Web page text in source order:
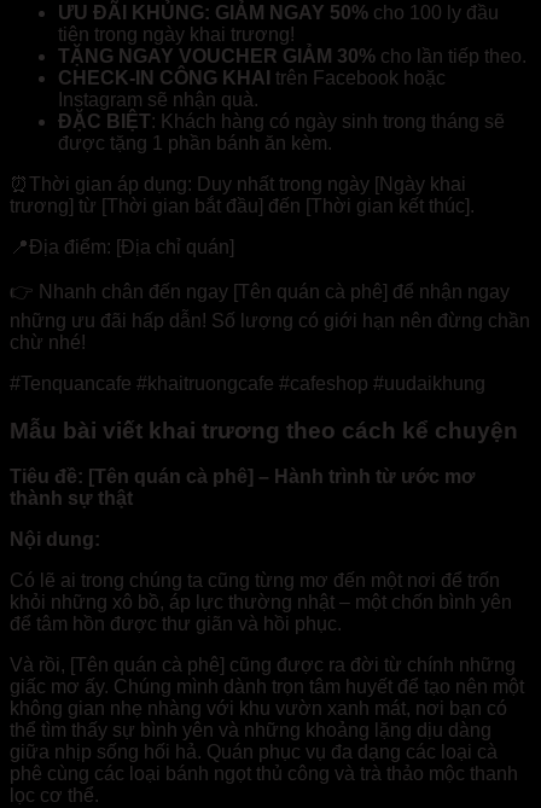
ƯU ĐÃI KHỦNG: GIẢM NGAY 50% cho 100 ly đầu
tiên trong ngày khai trương!
TẶNG NGAY VOUCHER GIẢM 30% cho lần tiếp theo.
CHECK-IN CÔNG KHAI trên Facebook hoặc
Instagram sẽ nhận quà.
ĐẶC BIỆT: Khách hàng có ngày sinh trong tháng sẽ
được tặng 1 phần bánh ăn kèm.
⏰Thời gian áp dụng: Duy nhất trong ngày [Ngày khai
trương] từ [Thời gian bắt đầu] đến [Thời gian kết thúc].
📍Địa điểm: [Địa chỉ quán]
👉 Nhanh chân đến ngay [Tên quán cà phê] để nhận ngay
những ưu đãi hấp dẫn! Số lượng có giới hạn nên đừng chần
chừ nhé!
#Tenquancafe #khaitruongcafe #cafeshop #uudaikhung
Mẫu bài viết khai trương theo cách kể chuyện
Tiêu đề: [Tên quán cà phê] – Hành trình từ ước mơ
thành sự thật
Nội dung:
Có lẽ ai trong chúng ta cũng từng mơ đến một nơi để trốn
khỏi những xô bồ, áp lực thường nhật – một chốn bình yên
để tâm hồn được thư giãn và hồi phục.
Và rồi, [Tên quán cà phê] cũng được ra đời từ chính những
giấc mơ ấy. Chúng mình dành trọn tâm huyết để tạo nên một
không gian nhẹ nhàng với khu vườn xanh mát, nơi bạn có
thể tìm thấy sự bình yên và những khoảng lặng dịu dàng
giữa nhịp sống hối hả. Quán phục vụ đa dạng các loại cà
phê cùng các loại bánh ngọt thủ công và trà thảo mộc thanh
lọc cơ thể.